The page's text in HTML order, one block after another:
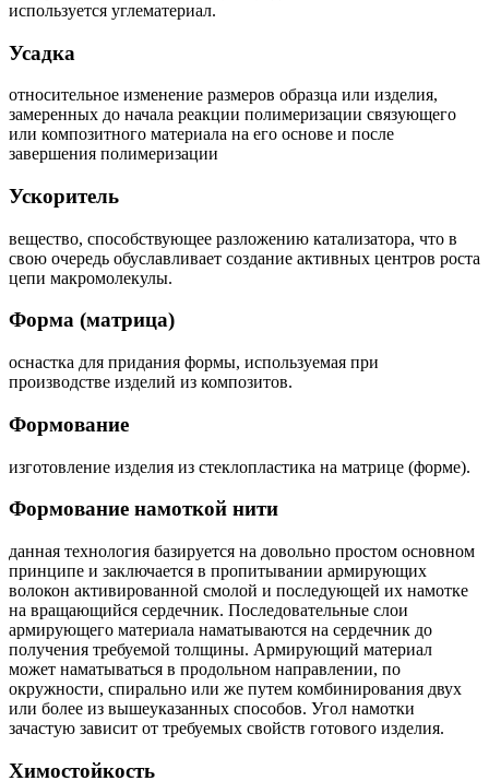
используется углематериал.
Усадка
относительное изменение размеров образца или изделия,
замеренных до начала реакции полимеризации связующего
или композитного материала на его основе и после
завершения полимеризации
Ускоритель
вещество, способствующее разложению катализатора, что в
свою очередь обуславливает создание активных центров роста
цепи макромолекулы.
Форма (матрица)
оснастка для придания формы, используемая при
производстве изделий из композитов.
Формование
изготовление изделия из стеклопластика на матрице (форме).
Формование намоткой нити
данная технология базируется на довольно простом основном
принципе и заключается в пропитывании армирующих
волокон активированной смолой и последующей их намотке
на вращающийся сердечник. Последовательные слои
армирующего материала наматываются на сердечник до
получения требуемой толщины. Армирующий материал
может наматываться в продольном направлении, по
окружности, спирально или же путем комбинирования двух
или более из вышеуказанных способов. Угол намотки
зачастую зависит от требуемых свойств готового изделия.
Химостойкость